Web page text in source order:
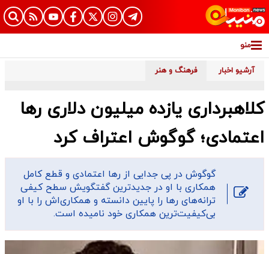
منو
آرشیو اخبار فرهنگ و هنر
کلاهبرداری یازده میلیون دلاری رها
اعتمادی؛ گوگوش اعتراف کرد
گوگوش در پی جدایی از رها اعتمادی و قطع کامل
همکاری با او در جدیدترین گفتگویش سطح کیفی
ترانه‌های رها را پایین دانسته و همکاری‌اش را با ا‌و
بی‌کیفیت‌ترین همکاری خود نامیده است.